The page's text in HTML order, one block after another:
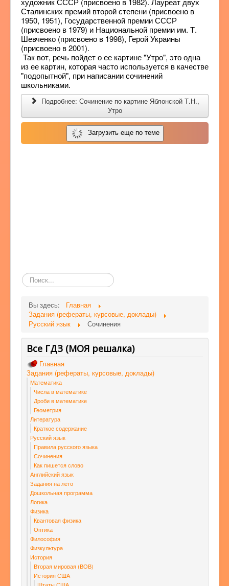
Сталинских премий второй степени (присвоено в
1950, 1951), Государственной премии СССР
(присвоено в 1979) и Национальной премии им. Т.
Шевченко (присвоено в 1998), Герой Украины
(присвоено в 2001).
Так вот, речь пойдет о ее картине "Утро", это одна
из ее картин, которая часто используется в качестве
"подопытной", при написании сочинений
школьниками.
Подробнее: Сочинение по картине Яблонской Т.Н.,
Утро
Загрузить еще по теме
Поиск
по
Вы здесь:
Главная
Задания (рефераты, курсовые, доклады)
Русский язык
Сочинения
Все ГДЗ (МОЯ решалка)
Главная
Задания (рефераты, курсовые, доклады)
Математика
Числа в математике
Дроби в математике
Геометрия
Литература
Краткое содержание
Русский язык
Правила русского языка
Сочинения
Как пишется слово
Английский язык
Задания на лето
Дошкольная программа
Логика
Физика
Квантовая физика
Оптика
Философия
Физкультура
История
Вторая мировая (ВОВ)
История США